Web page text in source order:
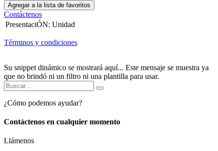
Agregar a la lista de favoritos
Contáctenos
PresentaciÓN: Unidad
Términos y condiciones
Su snippet dinámico se mostrará aquí... Este mensaje se muestra ya
que no brindó ni un filtro ni una plantilla para usar.
¿Cómo podemos ayudar?
Contáctenos en cualquier momento
Llámenos